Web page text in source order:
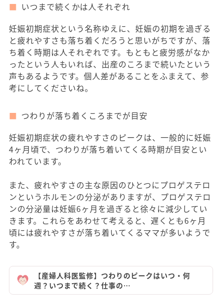
いつまで続くかは人それぞれ
妊娠初期症状という名称ゆえに、妊娠の初期を過ぎる
と疲れやすさも落ち着くだろうと思いがちですが、落
ち着く時期は人それぞれです。もともと疲労感がなか
ったという人もいれば、出産のころまで続いたという
声もあるようです。個人差があることをふまえて、参
考にしてくださいね。
つわりが落ち着くころまでが目安
妊娠初期症状の疲れやすさのピークは、一般的に妊娠
4ヶ月頃で、つわりが落ち着いてくる時期が目安とい
われています。
また、疲れやすさの主な原因のひとつにプロゲステロ
ンというホルモンの分泌がありますが、プロゲステロ
ンの分泌量は妊娠6ヶ月を過ぎると徐々に減少してい
きます。これらをあわせて考えると、遅くとも6ヶ月
頃には疲れやすさが落ち着いてくるママが多いようで
す。
【産婦人科医監修】つわりのピークはいつ・何
週？いつまで続く？仕事の…